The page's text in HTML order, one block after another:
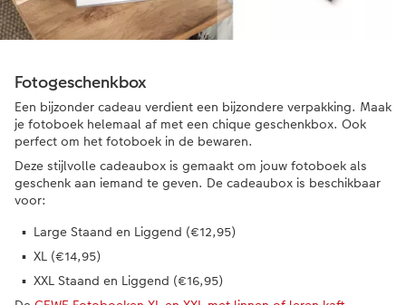
Fotogeschenkbox
Een bijzonder cadeau verdient een bijzondere verpakking. Maak
je fotoboek helemaal af met een chique geschenkbox. Ook
perfect om het fotoboek in de bewaren.
Deze stijlvolle cadeaubox is gemaakt om jouw fotoboek als
geschenk aan iemand te geven. De cadeaubox is beschikbaar
voor:
Large Staand en Liggend (€12,95)
XL (€14,95)
XXL Staand en Liggend (€16,95)